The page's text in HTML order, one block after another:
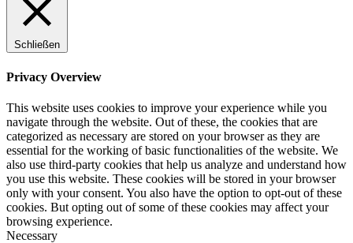
Schließen
Privacy Overview
This website uses cookies to improve your experience while you
navigate through the website. Out of these, the cookies that are
categorized as necessary are stored on your browser as they are
essential for the working of basic functionalities of the website. We
also use third-party cookies that help us analyze and understand how
you use this website. These cookies will be stored in your browser
only with your consent. You also have the option to opt-out of these
cookies. But opting out of some of these cookies may affect your
browsing experience.
Necessary